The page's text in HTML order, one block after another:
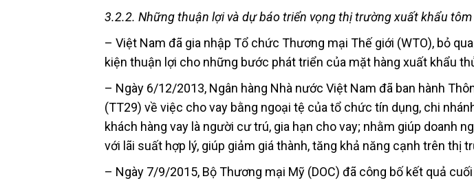
3.2.2. Những thuận lợi và dự báo triển vọng thị trường xuất khẩu
– Việt Nam đã gia nhập Tổ chức Thương mại Thế giới (WTO), bỏ
kiện thuận lợi cho những bước phát triển của mặt hàng xuất khẩu
– Ngày 6/12/2013, Ngân hàng Nhà nước Việt Nam đã ban hành
(TT29) về việc cho vay bằng ngoại tệ của tổ chức tín dụng, chi
khách hàng vay là người cư trú, gia hạn cho vay; nhằm giúp doanh
với lãi suất hợp lý, giúp giảm giá thành, tăng khả năng cạnh trên thị
– Ngày 7/9/2015, Bộ Thương mại Mỹ (DOC) đã công bố kết quả